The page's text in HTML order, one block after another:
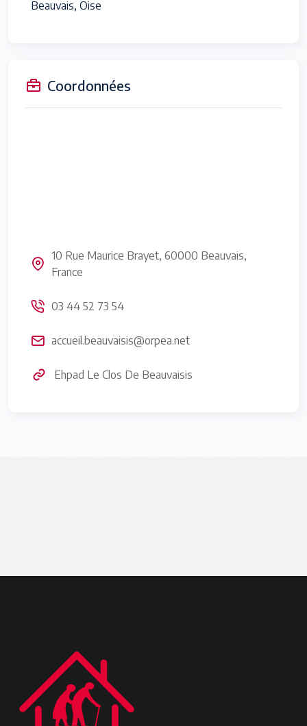
Beauvais, Oise
Coordonnées
10 Rue Maurice Brayet, 60000 Beauvais,
France
03 44 52 73 54
accueil.beauvaisis@orpea.net
Ehpad Le Clos De Beauvaisis